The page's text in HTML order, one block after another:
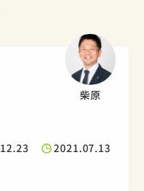
柴原
2021.07.13